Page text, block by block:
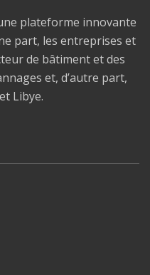
plateforme innovante
part, les entreprises et
de bâtiment et des
et, d’autre part,
Libye.